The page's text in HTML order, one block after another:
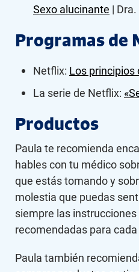
Sexo alucinante |
Programas de
Netflix: Los principios
La serie de Netflix:
Productos
Paula te recomienda
hables con tu médico
que estás tomando y
molestia que puedas
siempre las
recomendadas para
Paula también